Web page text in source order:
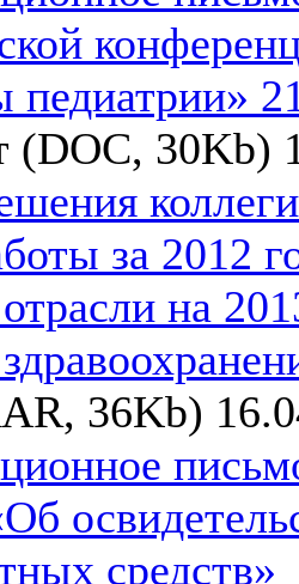
педиатрии»
(DOC, 30Kb)
за 2012
на
36Kb)
средств»